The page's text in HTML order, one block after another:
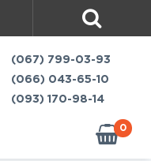
(067) 799-03-93
(066) 043-65-10
(093) 170-98-14
0